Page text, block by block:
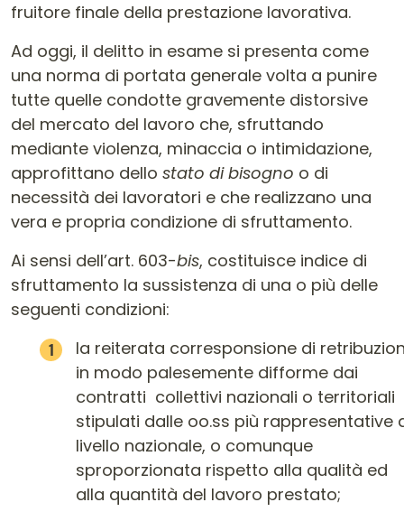
fruitore finale della prestazione lavorativa.
Ad oggi, il delitto in esame si presenta come
una norma di portata generale volta a punire
tutte quelle condotte gravemente distorsive
del mercato del lavoro che, sfruttando
mediante violenza, minaccia o intimidazione,
approfittano dello stato di bisogno o di
necessità dei lavoratori e che realizzano una
vera e propria condizione di sfruttamento.
Ai sensi dell’art. 603-bis, costituisce indice di
sfruttamento la sussistenza di una o più delle
seguenti condizioni:
la reiterata corresponsione di
in modo palesemente difforme dai
contratti collettivi nazionali o territoriali
stipulati dalle oo.ss più rappresentative
livello nazionale, o comunque
sproporzionata rispetto alla qualità ed
alla quantità del lavoro prestato;